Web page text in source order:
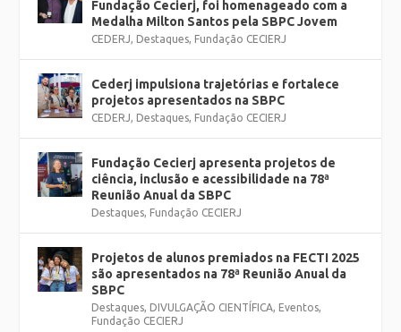
Fundação Cecierj, foi homenageado com a
Medalha Milton Santos pela SBPC Jovem
CEDERJ, Destaques, Fundação CECIERJ
Cederj impulsiona trajetórias e fortalece
projetos apresentados na SBPC
CEDERJ, Destaques, Fundação CECIERJ
Fundação Cecierj apresenta projetos de
ciência, inclusão e acessibilidade na 78ª
Reunião Anual da SBPC
Destaques, Fundação CECIERJ
Projetos de alunos premiados na FECTI 2025
são apresentados na 78ª Reunião Anual da
SBPC
Destaques, DIVULGAÇÃO CIENTÍFICA, Eventos,
Fundação CECIERJ